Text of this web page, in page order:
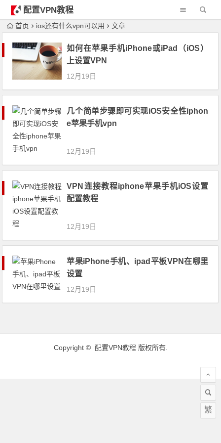
配置VPN教程
首页 ios还有什么vpn可以用 文章
如何在苹果手机iPhone或iPad（iOS）
上设置VPN
12月19日
几个简单步骤即可实现iOS安全性iphon
e苹果手机vpn
12月19日
VPN连接教程iphone苹果手机iOS设置
配置教程
12月19日
苹果iPhone手机、ipad平板VPN在哪里
设置
12月19日
Copyright © 配置VPN教程版权所有.
繁